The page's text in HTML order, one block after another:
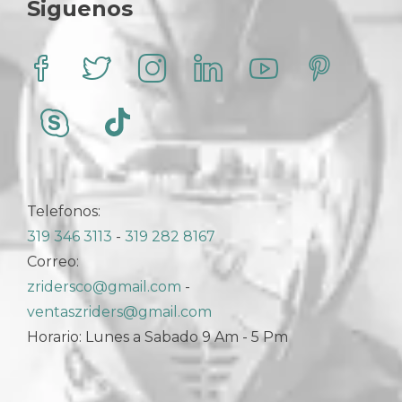
producto
Siguenos
Telefonos:
319 346 3113 - 319 282 8167
Correo:
zridersco@gmail.com -
ventaszriders@gmail.com
Horario: Lunes a Sabado 9 Am - 5 Pm